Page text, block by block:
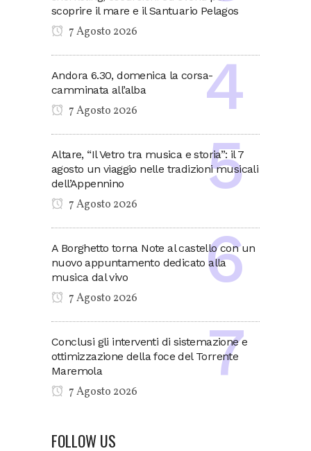
scoprire il mare e il Santuario Pelagos
7 Agosto 2026
Andora 6.30, domenica la corsa-
camminata all’alba
7 Agosto 2026
Altare, “Il Vetro tra musica e storia”: il 7
agosto un viaggio nelle tradizioni musicali
dell’Appennino
7 Agosto 2026
A Borghetto torna Note al castello con un
nuovo appuntamento dedicato alla
musica dal vivo
7 Agosto 2026
Conclusi gli interventi di sistemazione e
ottimizzazione della foce del Torrente
Maremola
7 Agosto 2026
FOLLOW US